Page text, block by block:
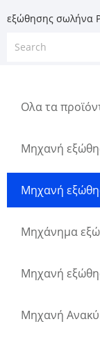
εξώθησης σωλήνα
Ολα τα
Μηχανή
Μηχανή
Μηχάνημα
Μηχανή
Μηχανή